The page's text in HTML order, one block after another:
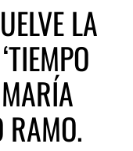
LA
RAMO.